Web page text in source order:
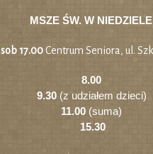
MSZE ŚW. W
sob 17.00Centrum Seniora, ul.
8.00
9.30(z udziałem dzieci)
11.00 (suma)
15.30